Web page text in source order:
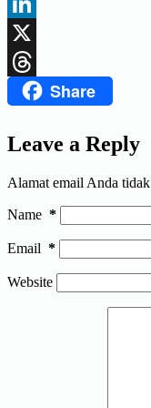
LinkedIn
X
ThreadsShare
Leave a Reply
Alamat email Anda
Name *
Email *
Website